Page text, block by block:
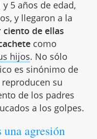
5 años de edad,
y llegaron a la
ciento de ellas
como
hijos. No sólo
es sinónimo de
su
de los padres
a los golpes.
una agresión